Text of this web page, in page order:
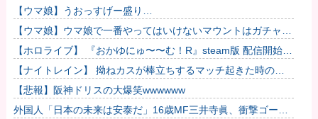
したのが怪しいよな。
【ウマ娘】うおっすげー盛り…
【ウマ娘】ウマ娘で一番やってはいけないマウントはガチャで
も育成でもグッズでもなく、これ。
【ホロライブ】 『おかゆにゅ〜〜む！R』steam版 配信開始延
期のお詫びとお知らせ
【ナイトレイン】 拗ねカスが棒立ちするマッチ起きた時の対
処法
【悲報】阪神ドリスの大爆笑wwwwww
外国人「日本の未来は安泰だ」16歳MF三井寺眞、衝撃ゴー